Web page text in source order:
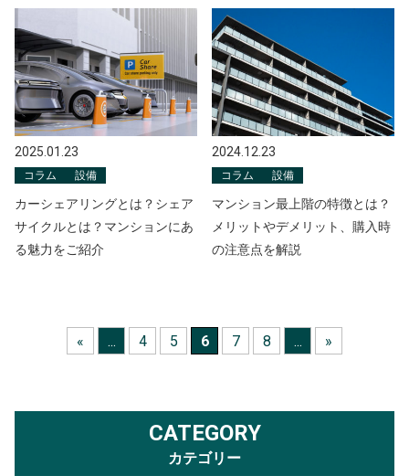
2025.01.23
コラム 設備
カーシェアリングとは？シェア
サイクルとは？マンションにあ
る魅力をご紹介
2024.12.23
コラム 設備
マンション最上階の特徴とは？
メリットやデメリット、購入時
の注意点を解説
« ... 4 5 6 7 8 ... »
CATEGORY
カテゴリー